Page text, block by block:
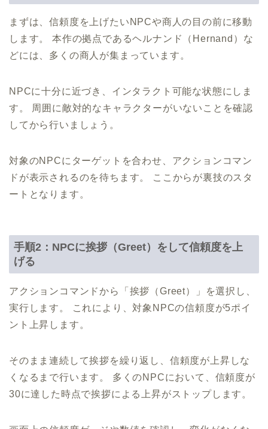
まずは、信頼度を上げたいNPCや商人の目の前に移動
します。 本作の拠点であるヘルナンド（Hernand）な
どには、多くの商人が集まっています。
NPCに十分に近づき、インタラクト可能な状態にしま
す。 周囲に敵対的なキャラクターがいないことを確認
してから行いましょう。
対象のNPCにターゲットを合わせ、アクションコマン
ドが表示されるのを待ちます。 ここからが裏技のスタ
ートとなります。
手順2：NPCに挨拶（Greet）をして信頼度を上
げる
アクションコマンドから「挨拶（Greet）」を選択し、
実行します。 これにより、対象NPCの信頼度が5ポイ
ント上昇します。
そのまま連続して挨拶を繰り返し、信頼度が上昇しな
くなるまで行います。 多くのNPCにおいて、信頼度が
30に達した時点で挨拶による上昇がストップします。